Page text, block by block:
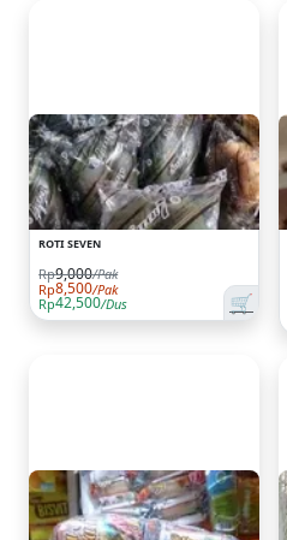
ROTI SEVEN
Rp9,000/Pak
Rp8,500/Pak
Rp42,500/Dus 🛒